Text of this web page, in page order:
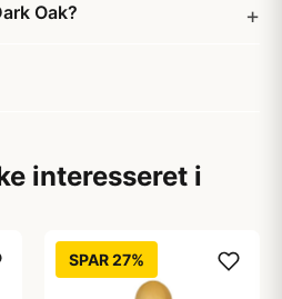
Oak?
interesseret i
SPAR 27%